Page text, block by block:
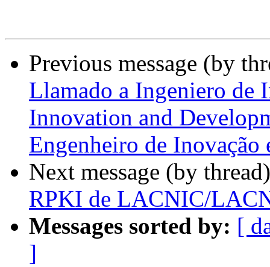
Previous message (by
Llamado a Ingeniero
Innovation and
Engenheiro de
Next message (by
RPKI de LACNIC/
Messages sorted by: [
]